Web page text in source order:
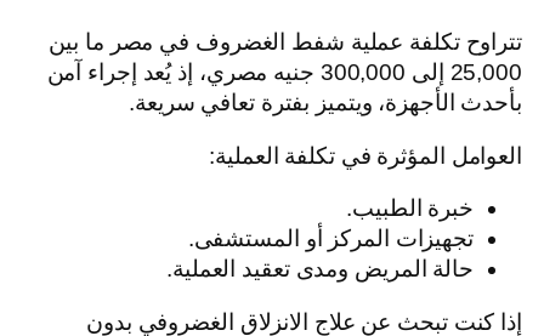
تتراوح تكلفة عملية شفط الغضروف في مصر ما بين
25,000 إلى 300,000 جنيه مصري، إذ يُعد إجراء آمن
بأحدث الأجهزة، ويتميز بفترة تعافي سريعة.
العوامل المؤثرة في تكلفة العملية:
خبرة الطبيب.
تجهيزات المركز أو المستشفى.
حالة المريض ومدى تعقيد العملية.
إذا كنت تبحث عن علاج الانزلاق الغضروفي بدون